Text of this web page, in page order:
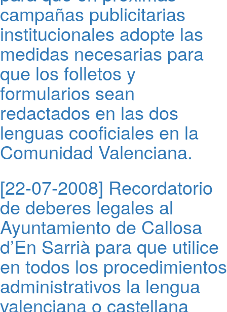
campañas publicitarias
institucionales adopte las
medidas necesarias para
que los folletos y
formularios sean
redactados en las dos
lenguas cooficiales en la
Comunidad Valenciana.
[22-07-2008] Recordatorio
de deberes legales al
Ayuntamiento de Callosa
d’En Sarrià para que utilice
en todos los procedimientos
administrativos la lengua
valenciana o castellana